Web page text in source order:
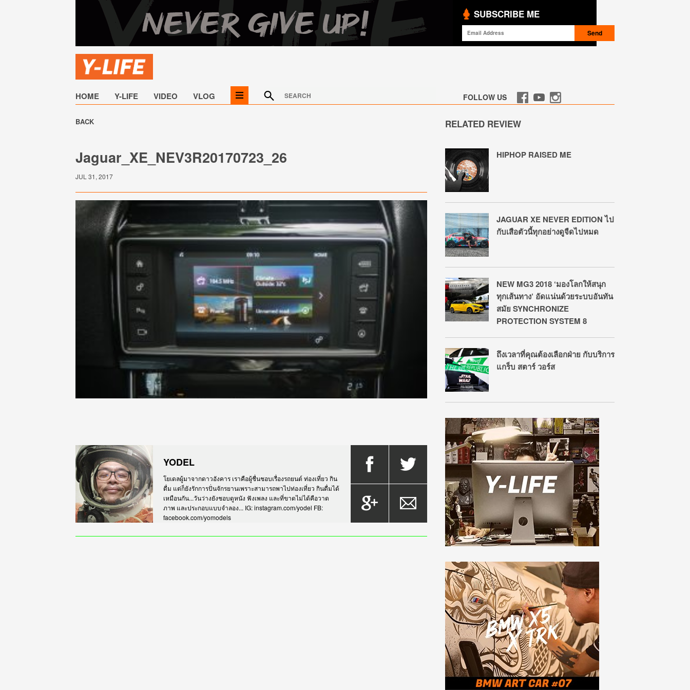
SUBSCRIBE ME
HOME Y-LIFE VIDEO VLOG FOLLOW US
BACK
Jaguar_XE_NEV3R20170723_26
JUL 31, 2017
YODEL
โยเดลผู้มาจากดาวอังคาร เราคือผู้ชื่นชอบเรื่องรถยนต์ ท่องเที่ยว กิน
ดื่ม แต่ก็ยังรักการปั่นจักรยานเพราะสามารถพาไปท่องเที่ยว กินดื่มได้
เหมือนกัน...วันว่างยังชอบดูหนัง ฟังเพลง และที่ขาดไม่ได้คือวาด
ภาพ และประกอบแบบจำลอง... IG: instagram.com/yodel FB:
facebook.com/yomodels
RELATED REVIEW
HIPHOP RAISED ME
JAGUAR XE NEVER EDITION ไป
กับเสือตัวนี้ทุกอย่างดูจืดไปหมด
NEW MG3 2018 ‘มองโลกให้สนุก
ทุกเส้นทาง’ อัดแน่นด้วยระบบอันทัน
สมัย SYNCHRONIZE
PROTECTION SYSTEM 8
ถึงเวลาที่คุณต้องเลือกฝ่าย กับบริการ
แกร็บ สตาร์ วอร์ส